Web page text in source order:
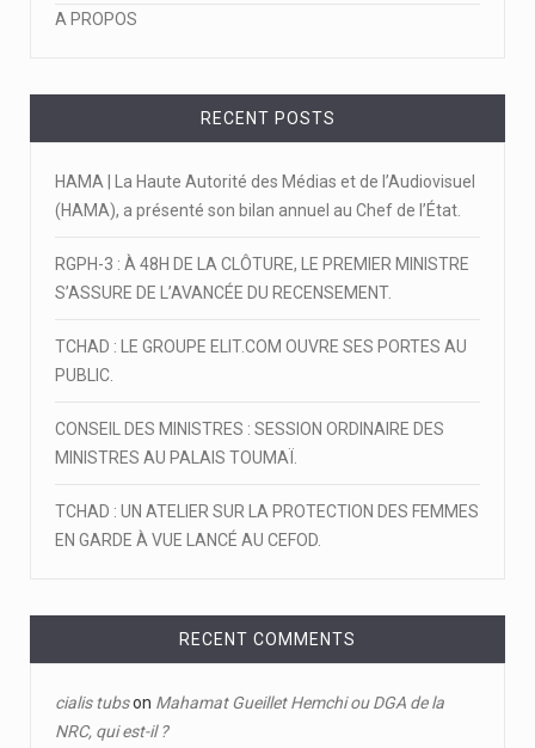
A PROPOS
RECENT POSTS
HAMA | La Haute Autorité des Médias et de l’Audiovisuel
(HAMA), a présenté son bilan annuel au Chef de l’État.
RGPH-3 : À 48H DE LA CLÔTURE, LE PREMIER MINISTRE
S’ASSURE DE L’AVANCÉE DU RECENSEMENT.
TCHAD : LE GROUPE ELIT.COM OUVRE SES PORTES AU
PUBLIC.
CONSEIL DES MINISTRES : SESSION ORDINAIRE DES
MINISTRES AU PALAIS TOUMAÏ.
TCHAD : UN ATELIER SUR LA PROTECTION DES FEMMES
EN GARDE À VUE LANCÉ AU CEFOD.
RECENT COMMENTS
cialis tubson Mahamat Gueillet Hemchi ou DGA de la
NRC, qui est-il ?